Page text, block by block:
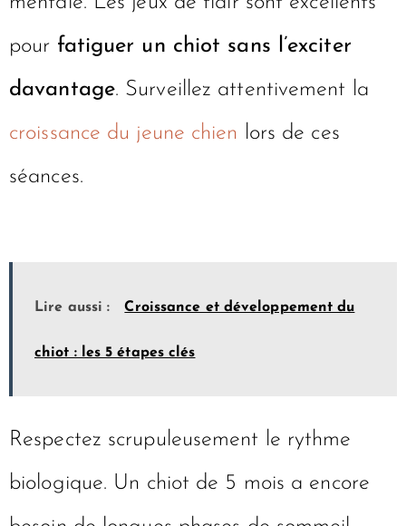
Il faut équilibrer stimulation physique et
mentale. Les jeux de flair sont excellents
pourfatiguer un chiot sans l’exciter
séances.
Lire aussi : Croissance et développement du
chiot : les 5 étapes clés